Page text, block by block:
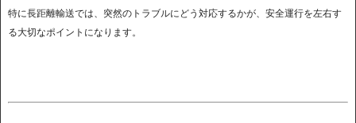
特に長距離輸送では、突然のトラブルにどう対応するかが、安全運行を左右す
る大切なポイントになります。